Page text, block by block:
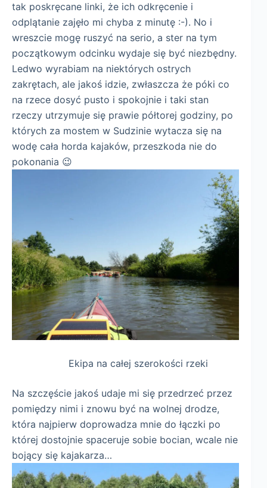
tak poskręcane linki, że ich odkręcenie i
odplątanie zajęło mi chyba z minutę :-). No i
wreszcie mogę ruszyć na serio, a ster na tym
początkowym odcinku wydaje się być niezbędny.
Ledwo wyrabiam na niektórych ostrych
zakrętach, ale jakoś idzie, zwłaszcza że póki co
na rzece dosyć pusto i spokojnie i taki stan
rzeczy utrzymuje się prawie półtorej godziny, po
których za mostem w Sudzinie wytacza się na
wodę cała horda kajaków, przeszkoda nie do
pokonania 😉
Ekipa na całej szerokości rzeki
Na szczęście jakoś udaje mi się przedrzeć przez
pomiędzy nimi i znowu być na wolnej drodze,
która najpierw doprowadza mnie do łączki po
której dostojnie spaceruje sobie bocian, wcale nie
bojący się kajakarza…